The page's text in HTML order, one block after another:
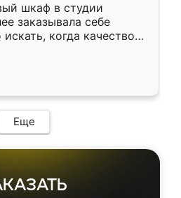
шкаф в студии
заказывала себе
когда качеством
кухня уже почти
нет.
Еще